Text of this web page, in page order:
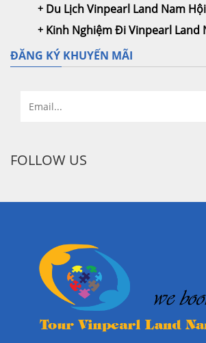
Du Lịch Vinpearl Land Nam
Kinh Nghiệm Đi Vinpearl Land
ĐĂNG KÝ KHUYẾN MÃI
FOLLOW US